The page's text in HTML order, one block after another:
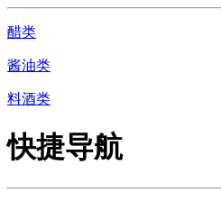
醋类
酱油类
料酒类
快捷导航